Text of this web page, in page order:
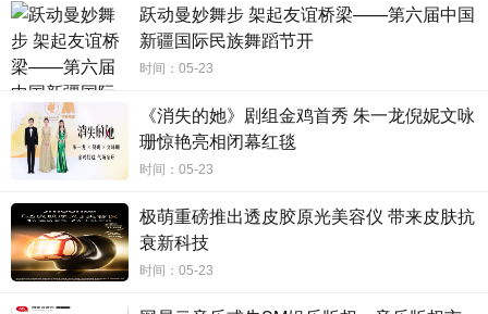
影院，顶天立地的大银幕、高清高亮的画质和强劲震撼的音响系
统共同作用，助力片中的感官冲击得以巨细靡遗地展现，更打造
出强烈的临场感与真实感，无论是充满烟火气的生活日常还是惊
险火爆的追捕缉凶场面，都将让观众如同一路随行，深度共情片
中人物在荆棘遍布的黑暗中寻求光明真相的坚定信念。
电影《扫黑·决不放弃》将于6月8日登陆全国IMAX影院，端
午假期，观众将通过IMAX大银幕，体验真实与黑暗、利益与信
念的无声交锋。
跃动曼妙舞步 架起友谊桥梁——第六届中国
新疆国际民族舞蹈节开
时间：05-23
《消失的她》剧组金鸡首秀 朱一龙倪妮文咏
珊惊艳亮相闭幕红毯
时间：05-23
极萌重磅推出透皮胶原光美容仪 带来皮肤抗
衰新科技
时间：05-23